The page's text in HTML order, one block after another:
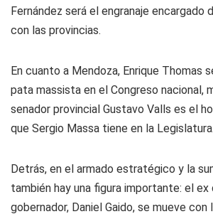
Fernández será el engranaje encargado
con las provincias.
En cuanto a Mendoza, Enrique Thomas
pata massista en el Congreso nacional,
senador provincial Gustavo Valls es el
que Sergio Massa tiene en la Legislatura.
Detrás, en el armado estratégico y la
también hay una figura importante: el ex
gobernador, Daniel Gaido, se mueve con